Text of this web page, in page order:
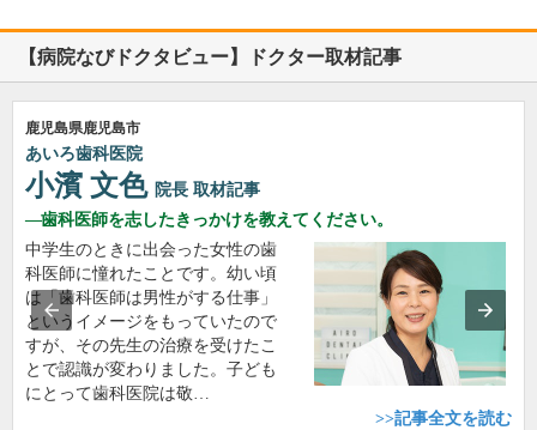
【病院なびドクタビュー】ドクター取材記事
鹿児島県鹿児島市
あいろ歯科医院
小濱 文色 院長 取材記事
歯科医師を志したきっかけを教えてください。
中学生のときに出会った女性の歯
科医師に憧れたことです。幼い頃
は「歯科医師は男性がする仕事」
というイメージをもっていたので
すが、その先生の治療を受けたこ
とで認識が変わりました。子ども
にとって歯科医院は敬…
>>記事全文を読む